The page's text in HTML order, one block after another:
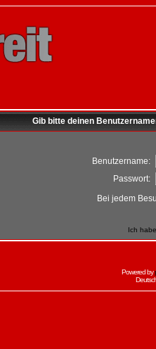
Gib bitte deinen
Benutzername:
Passwort:
Bei jedem
Ich
Powered by